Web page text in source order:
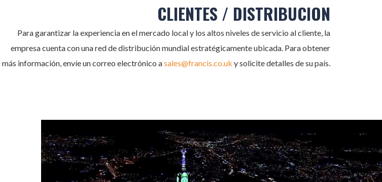
CLIENTES / DISTRIBUCION
Para garantizar la experiencia en el mercado local y los altos niveles de servicio al cliente, la
empresa cuenta con una red de distribución mundial estratégicamente ubicada. Para obtener
más información, envíe un correo electrónico asales@francis.co.uk y solicite detalles de su país.